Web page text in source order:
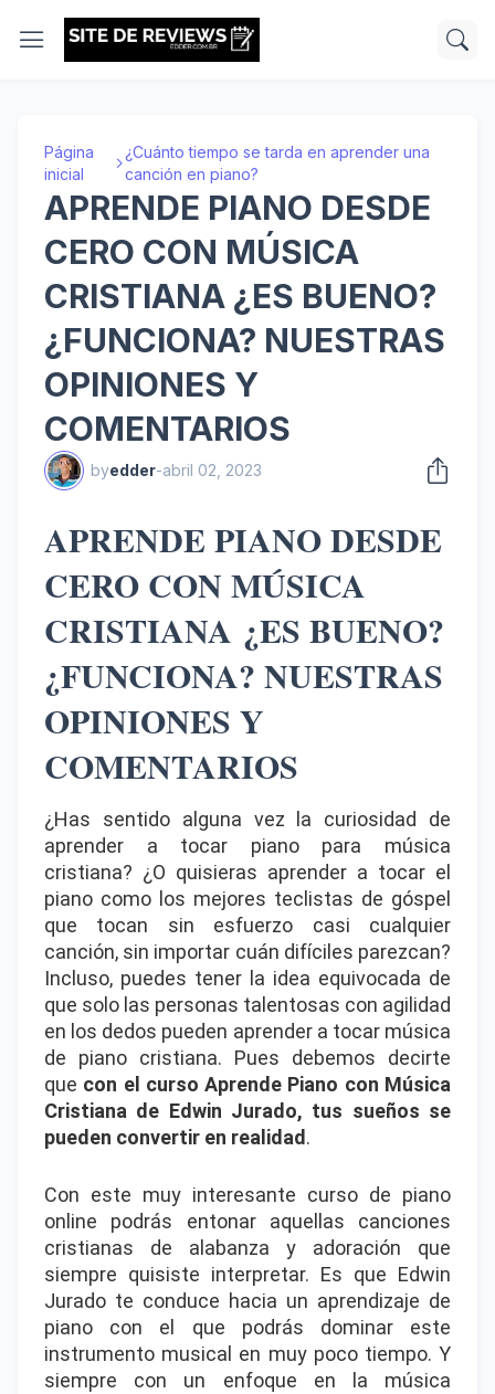
Página
inicial
¿Cuánto tiempo se tarda en aprender una
canción en piano?
APRENDE PIANO DESDE
CERO CON MÚSICA
CRISTIANA ¿ES BUENO?
¿FUNCIONA? NUESTRAS
OPINIONES Y
COMENTARIOS
byedder-abril 02, 2023
APRENDE PIANO DESDE
CERO CON MÚSICA
CRISTIANA ¿ES BUENO?
¿FUNCIONA? NUESTRAS
OPINIONES Y
COMENTARIOS
¿Has sentido alguna vez la curiosidad de
aprender a tocar piano para música
cristiana? ¿O quisieras aprender a tocar el
piano como los mejores teclistas de góspel
que tocan sin esfuerzo casi cualquier
canción, sin importar cuán difíciles parezcan?
Incluso, puedes tener la idea equivocada de
que solo las personas talentosas con agilidad
en los dedos pueden aprender a tocar música
de piano cristiana. Pues debemos decirte
que con el curso Aprende Piano con Música
Cristiana de Edwin Jurado, tus sueños se
pueden convertir en realidad .
Con este muy interesante curso de piano
online podrás entonar aquellas canciones
cristianas de alabanza y adoración que
siempre quisiste interpretar. Es que Edwin
Jurado te conduce hacia un aprendizaje de
piano con el que podrás dominar este
instrumento musical en muy poco tiempo. Y
siempre con un enfoque en la música